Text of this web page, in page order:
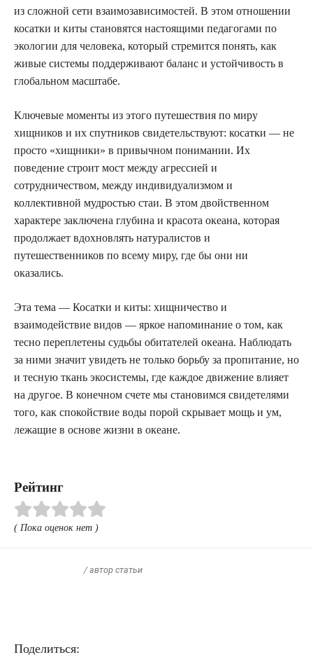
из сложной сети взаимозависимостей. В этом отношении
косатки и киты становятся настоящими педагогами по
экологии для человека, который стремится понять, как
живые системы поддерживают баланс и устойчивость в
глобальном масштабе.
Ключевые моменты из этого путешествия по миру
хищников и их спутников свидетельствуют: косатки — не
просто «хищники» в привычном понимании. Их
поведение строит мост между агрессией и
сотрудничеством, между индивидуализмом и
коллективной мудростью стаи. В этом двойственном
характере заключена глубина и красота океана, которая
продолжает вдохновлять натуралистов и
путешественников по всему миру, где бы они ни
оказались.
Эта тема — Косатки и киты: хищничество и
взаимодействие видов — яркое напоминание о том, как
тесно переплетены судьбы обитателей океана. Наблюдать
за ними значит увидеть не только борьбу за пропитание, но
и тесную ткань экосистемы, где каждое движение влияет
на другое. В конечном счете мы становимся свидетелями
того, как спокойствие воды порой скрывает мощь и ум,
лежащие в основе жизни в океане.
Рейтинг
( Пока оценок нет )
/ автор статьи
Поделиться: